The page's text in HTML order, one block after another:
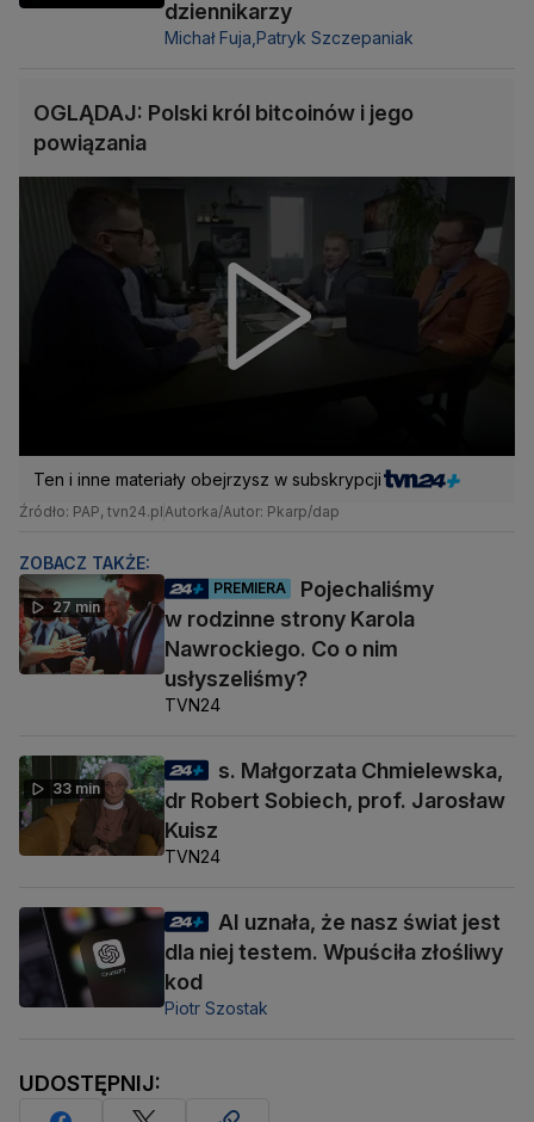
dziennikarzy
Michał Fuja,Patryk Szczepaniak
OGLĄDAJ: Polski król bitcoinów i jego
powiązania
Ten i inne materiały obejrzysz w subskrypcji
Źródło: PAP, tvn24.pl Autorka/Autor: Pkarp/dap
ZOBACZ TAKŻE:
27 min
PREMIERA
Pojechaliśmy
w rodzinne strony Karola
Nawrockiego. Co o nim
usłyszeliśmy?
TVN24
33 min
s. Małgorzata Chmielewska,
dr Robert Sobiech, prof. Jarosław
Kuisz
TVN24
AI uznała, że nasz świat jest
dla niej testem. Wpuściła złośliwy
kod
Piotr Szostak
UDOSTĘPNIJ: